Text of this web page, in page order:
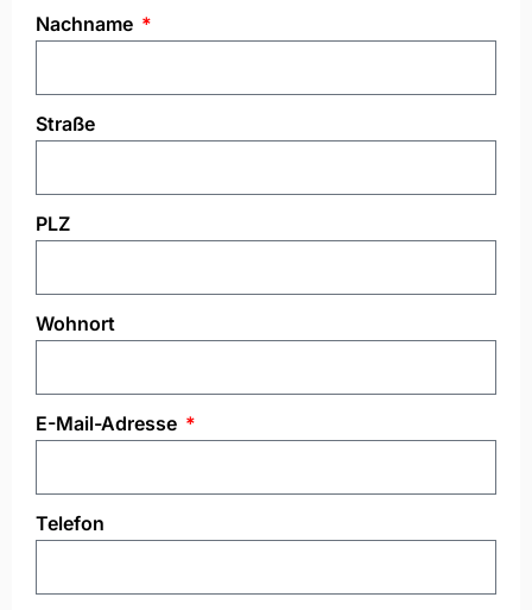
Nachname
Straße
PLZ
Wohnort
E-Mail-Adresse
Telefon